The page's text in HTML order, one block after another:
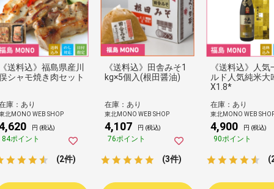
送料込》福島県産川
シャモ焼き肉セット
庫：あり
北MONO WEB SHOP
円 (税込)
84ポイント
(2件)
《送料込》田舎みそ1
kg×5個入(根田醤油)
在庫：あり
東北MONO WEB SHOP
4,107 円 (税込)
76ポイント
(3件)
《送料込》人気
ルド人気純米大
X1.8*
在庫：あり
東北MONO WEB
4,900 円 (税込)
90ポイント